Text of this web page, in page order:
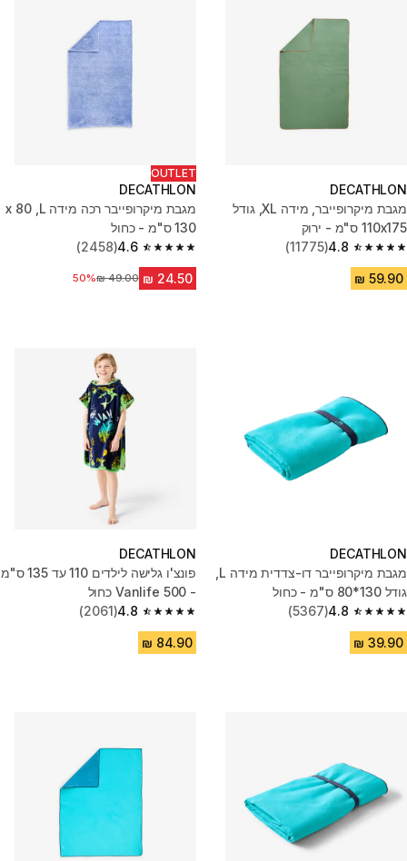
DECATHLON
מגבת מיקרופייבר, מידה XL, גודל
110x175 ס"מ - ירוק
4.8
4.8 out of 5 stars from 11775 reviews
(11775)
OUTLET
DECATHLON
מגבת מיקרופייבר רכה מידה L, ‏80 x
4.6
4.6 out of 5 stars from 2458 reviews
(2458)
מחיר לפני הנחה‏49.00 ₪
50%
DECATHLON
גודל 130*80 ס"מ - כחול
4.8
4.8 out of 5 stars from 5367 reviews
(5367)
DECATHLON
פונצ'ו גלישה לילדים 110 עד 135 ס"מ
- 500 Vanlife כחול
4.8
4.8 out of 5 stars from 2061 reviews
(2061)